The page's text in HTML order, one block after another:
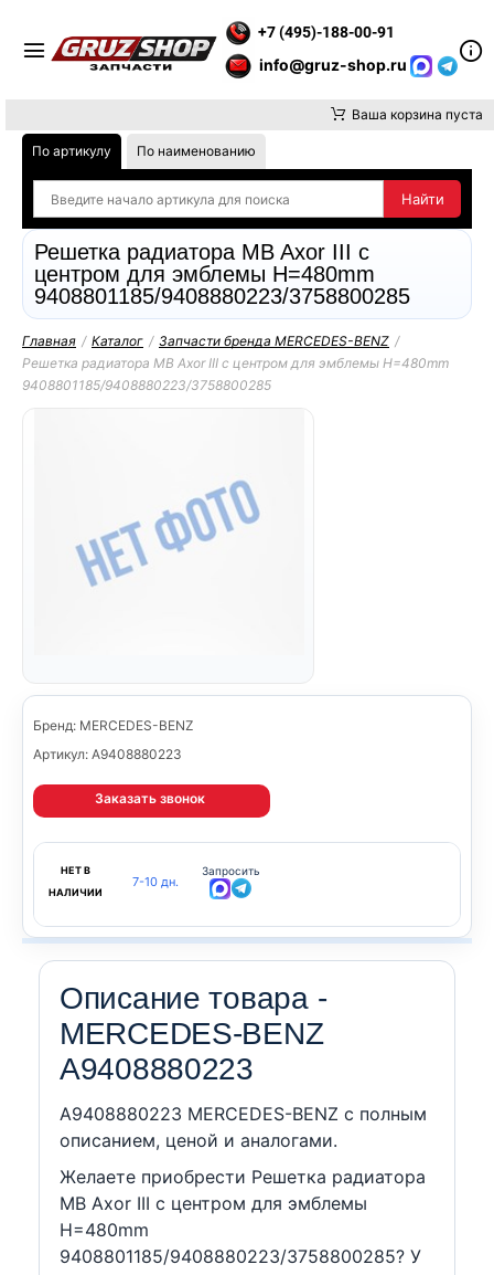
+7 (495)-188-00-91
info@gruz-shop.ru
Ваша корзина пуста
По артикулу По наименованию
Решетка радиатора MB Axor III с
центром для эмблемы H=480mm
9408801185/9408880223/3758800285
Главная / Каталог / Запчасти бренда MERCEDES-BENZ /
Решетка радиатора MB Axor III с центром для эмблемы H=480mm
9408801185/9408880223/3758800285
Бренд: MERCEDES-BENZ
Артикул: A9408880223
Заказать звонок
НЕТ В
НАЛИЧИИ
7-10 дн.
Запросить
Описание товара -
MERCEDES-BENZ
A9408880223
A9408880223 MERCEDES-BENZ c полным
описанием, ценой и аналогами.
Желаете приобрести Решетка радиатора
MB Axor III с центром для эмблемы
H=480mm
9408801185/9408880223/3758800285? У